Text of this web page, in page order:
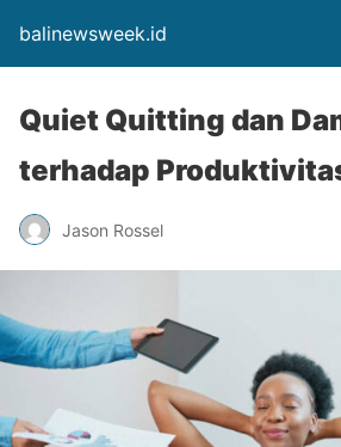
balinewsweek.id
Quiet Quitting dan
terhadap
Jason Rossel